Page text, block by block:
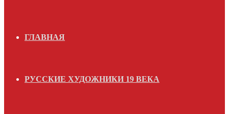
ГЛАВНАЯ
РУССКИЕ ХУДОЖНИКИ 19 ВЕКА